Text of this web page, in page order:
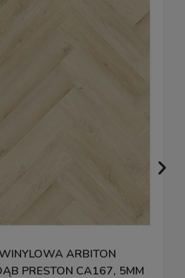
ARBITON
PRESTON CA167, 5MM